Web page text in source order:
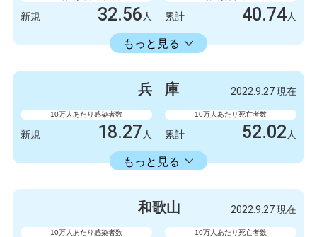
新規 32.56 人 累計 40.74人
もっと見る
18413.86人
840人 新規
475063 1051
兵 庫 2022.9.27 現在
10万人あたり感染者数
新規 18.27 人
10万人あたり死亡者数
累計 52.02 人
もっと見る
18353.34人
999人 新規
1003778 2845
和歌山 2022.9.27 現在
10万人あたり感染者数 10万人あたり死亡者数